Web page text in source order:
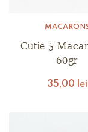
Cutie 5
60gr
35,00 lei